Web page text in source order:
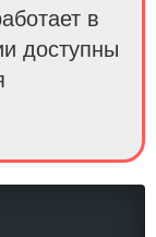
в
доступны